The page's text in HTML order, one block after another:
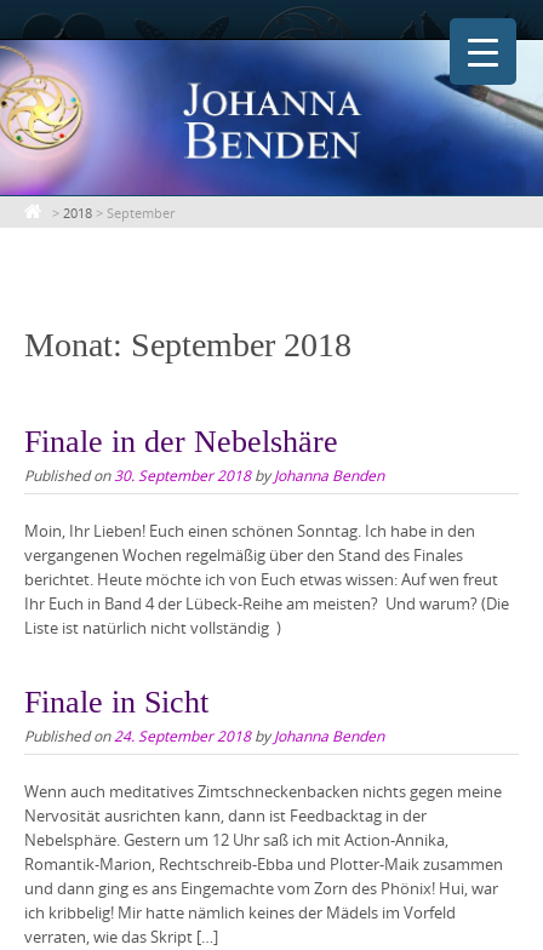
Skip
to
content
> 2018 > September
Monat: September 2018
Finale in der Nebelshäre
Published on 30. September 2018byJohanna Benden
Moin, Ihr Lieben! Euch einen schönen Sonntag. Ich habe in den
vergangenen Wochen regelmäßig über den Stand des Finales
berichtet. Heute möchte ich von Euch etwas wissen: Auf wen freut
Ihr Euch in Band 4 der Lübeck-Reihe am meisten? Und warum? (Die
Liste ist natürlich nicht vollständig )
Finale in Sicht
Published on24. September 2018byJohanna Benden
Wenn auch meditatives Zimtschneckenbacken nichts gegen meine
Nervosität ausrichten kann, dann ist Feedbacktag in der
Nebelsphäre. Gestern um 12 Uhr saß ich mit Action-Annika,
Romantik-Marion, Rechtschreib-Ebba und Plotter-Maik zusammen
und dann ging es ans Eingemachte vom Zorn des Phönix! Hui, war
ich kribbelig! Mir hatte nämlich keines der Mädels im Vorfeld
verraten, wie das Skript […]